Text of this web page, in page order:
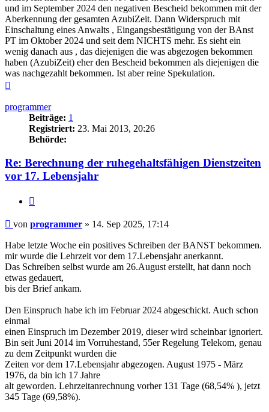
und im September 2024 den negativen Bescheid bekommen mit der
Aberkennung der gesamten AzubiZeit. Dann Widerspruch mit
Einschaltung eines Anwalts , Eingangsbestätigung von der BAnst
PT im Oktober 2024 und seit dem NICHTS mehr. Es sieht ein
wenig danach aus , das diejenigen die was abgezogen bekommen
haben (AzubiZeit) eher den Bescheid bekommen als diejenigen die
was nachgezahlt bekommen. Ist aber reine Spekulation.
programmer
Beiträge: 1
Registriert: 23. Mai 2013, 20:26
Behörde:
Re: Berechnung der ruhegehaltsfähigen Dienstzeiten
vor 17. Lebensjahr
Beitrag
von programmer » 14. Sep 2025, 17:14
Habe letzte Woche ein positives Schreiben der BANST bekommen.
mir wurde die Lehrzeit vor dem 17.Lebensjahr anerkannt.
Das Schreiben selbst wurde am 26.August erstellt, hat dann noch
etwas gedauert,
bis der Brief ankam.
Den Einspruch habe ich im Februar 2024 abgeschickt. Auch schon
einmal
einen Einspruch im Dezember 2019, dieser wird scheinbar ignoriert.
Bin seit Juni 2014 im Vorruhestand, 55er Regelung Telekom, genau
zu dem Zeitpunkt wurden die
Zeiten vor dem 17.Lebensjahr abgezogen. August 1975 - März
1976, da bin ich 17 Jahre
alt geworden. Lehrzeitanrechnung vorher 131 Tage (68,54% ), jetzt
345 Tage (69,58%).